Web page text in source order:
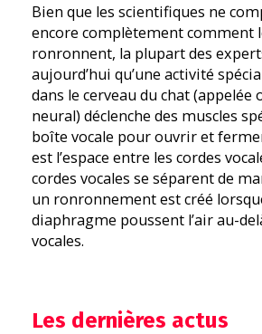
Bien que les scientifiques ne
encore complètement comment
ronronnent, la plupart des
aujourd’hui qu’une activité
dans le cerveau du chat (appelée
neural) déclenche des muscles
boîte vocale pour ouvrir et
est l’espace entre les cordes
cordes vocales se séparent de
un ronronnement est créé
diaphragme poussent l’air au-
vocales.
Les dernières actus